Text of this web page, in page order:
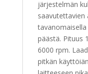
järjestelmän
saavutettavien
päästä. Pituus
6000 rpm.
pitkän